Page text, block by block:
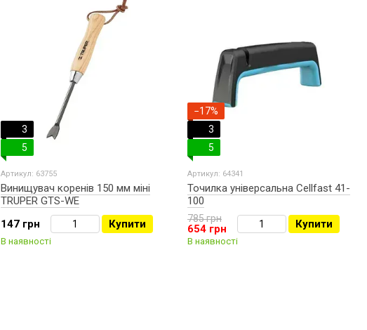
3
5
Артикул: 63755
Винищувач коренів 150 мм міні
TRUPER GTS-WE
147 грн
Купити
В наявності
−17%
3
5
Артикул: 64341
Точилка універсальна Cellfast 41-
100
785 грн
654 грн Купити
В наявності